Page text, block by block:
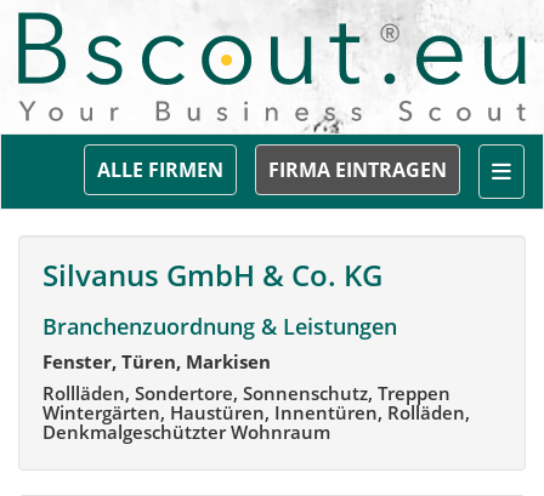
FIRMA EINTRAGEN
ALLE FIRMEN
Silvanus GmbH & Co. KG
Branchenzuordnung & Leistungen
Fenster, Türen, Markisen
Rollläden, Sondertore, Sonnenschutz, Treppen
Wintergärten, Haustüren, Innentüren, Rolläden,
Denkmalgeschützter Wohnraum